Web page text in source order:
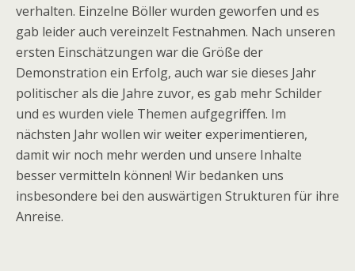
verhalten. Einzelne Böller wurden geworfen und es
gab leider auch vereinzelt Festnahmen. Nach unseren
ersten Einschätzungen war die Größe der
Demonstration ein Erfolg, auch war sie dieses Jahr
politischer als die Jahre zuvor, es gab mehr Schilder
und es wurden viele Themen aufgegriffen. Im
nächsten Jahr wollen wir weiter experimentieren,
damit wir noch mehr werden und unsere Inhalte
besser vermitteln können! Wir bedanken uns
insbesondere bei den auswärtigen Strukturen für ihre
Anreise.